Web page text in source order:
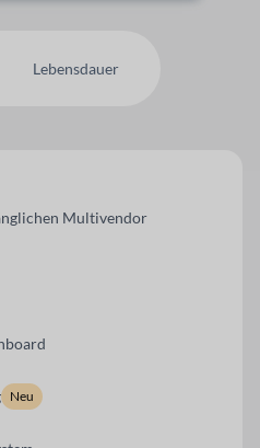
Lebensdauer
Multivendor
Neu